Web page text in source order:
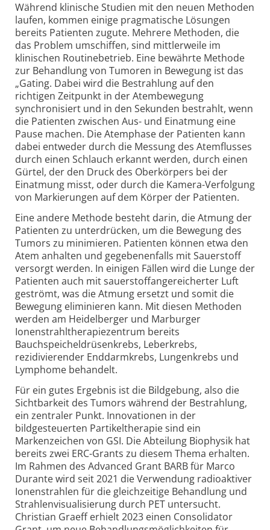
Während klinische Studien mit den neuen Methoden
laufen, kommen einige pragmatische Lösungen
bereits Patienten zugute. Mehrere Methoden, die
das Problem umschiffen, sind mittlerweile im
klinischen Routinebetrieb. Eine bewährte Methode
zur Behandlung von Tumoren in Bewegung ist das
„Gating. Dabei wird die Bestrahlung auf den
richtigen Zeitpunkt in der Atembewegung
synchronisiert und in den Sekunden bestrahlt, wenn
die Patienten zwischen Aus- und Einatmung eine
Pause machen. Die Atemphase der Patienten kann
dabei entweder durch die Messung des Atemflusses
durch einen Schlauch erkannt werden, durch einen
Gürtel, der den Druck des Oberkörpers bei der
Einatmung misst, oder durch die Kamera-Verfolgung
von Markierungen auf dem Körper der Patienten.
Eine andere Methode besteht darin, die Atmung der
Patienten zu unterdrücken, um die Bewegung des
Tumors zu minimieren. Patienten können etwa den
Atem anhalten und gegebenenfalls mit Sauerstoff
versorgt werden. In einigen Fällen wird die Lunge der
Patienten auch mit sauerstoffangereicherter Luft
geströmt, was die Atmung ersetzt und somit die
Bewegung eliminieren kann. Mit diesen Methoden
werden am Heidelberger und Marburger
Ionenstrahltherapiezentrum bereits
Bauchspeicheldrüsenkrebs, Leberkrebs,
rezidivierender Enddarmkrebs, Lungenkrebs und
Lymphome behandelt.
Für ein gutes Ergebnis ist die Bildgebung, also die
Sichtbarkeit des Tumors während der Bestrahlung,
ein zentraler Punkt. Innovationen in der
bildgesteuerten Partikeltherapie sind ein
Markenzeichen von GSI. Die Abteilung Biophysik hat
bereits zwei ERC-Grants zu diesem Thema erhalten.
Im Rahmen des Advanced Grant BARB für Marco
Durante wird seit 2021 die Verwendung radioaktiver
Ionenstrahlen für die gleichzeitige Behandlung und
Strahlenvisualisierung durch PET untersucht.
Christian Graeff erhielt 2023 einen Consolidator